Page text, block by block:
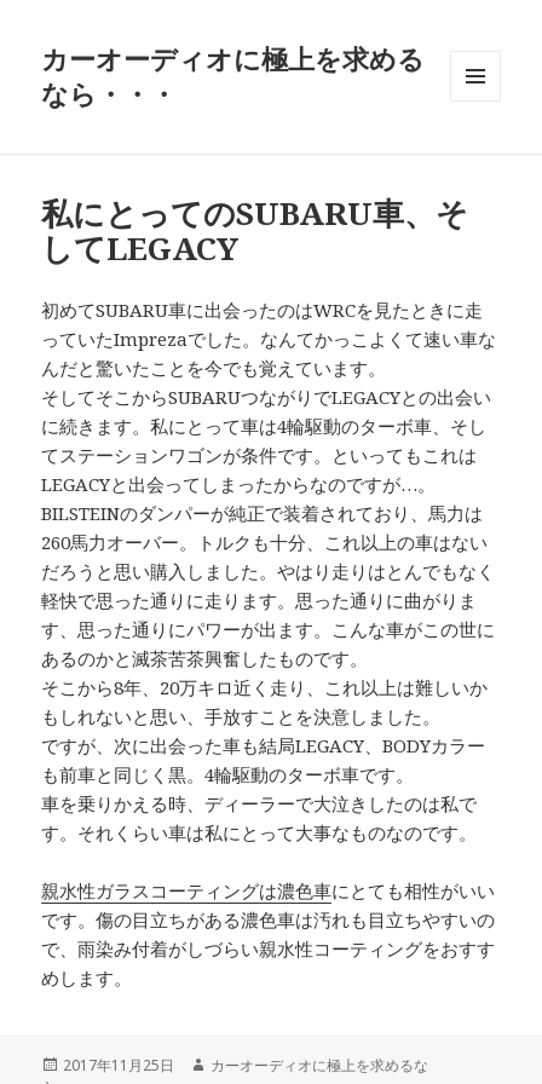
カーオーディオに極上を求める
なら・・・
私にとってのSUBARU車、そ
してLEGACY
初めてSUBARU車に出会ったのはWRCを見たときに走
っていたImprezaでした。なんてかっこよくて速い車な
んだと驚いたことを今でも覚えています。
そしてそこからSUBARUつながりでLEGACYとの出会い
に続きます。私にとって車は4輪駆動のターボ車、そし
てステーションワゴンが条件です。といってもこれは
LEGACYと出会ってしまったからなのですが…。
BILSTEINのダンパーが純正で装着されており、馬力は
260馬力オーバー。トルクも十分、これ以上の車はない
だろうと思い購入しました。やはり走りはとんでもなく
軽快で思った通りに走ります。思った通りに曲がりま
す、思った通りにパワーが出ます。こんな車がこの世に
あるのかと滅茶苦茶興奮したものです。
そこから8年、20万キロ近く走り、これ以上は難しいか
もしれないと思い、手放すことを決意しました。
ですが、次に出会った車も結局LEGACY、BODYカラー
も前車と同じく黒。4輪駆動のターボ車です。
車を乗りかえる時、ディーラーで大泣きしたのは私で
す。それくらい車は私にとって大事なものなのです。
親水性ガラスコーティングは濃色車にとても相性がいい
です。傷の目立ちがある濃色車は汚れも目立ちやすいの
で、雨染み付着がしづらい親水性コーティングをおすす
めします。
投
2017年11月25日
作
カーオーディオに極上を求めるな